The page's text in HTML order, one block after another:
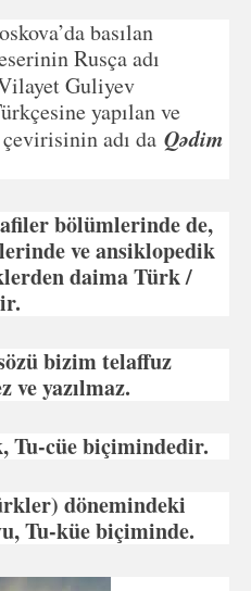
basılan
Rusça adı
Guliyev
yapılan ve
çevirisinin adı da Qədim
bölümlerinde de,
ve ansiklopedik
daima Türk /
bizim telaffuz
ve yazılmaz.
Tu-cüe biçimindedir.
dönemindeki
Tu-küe biçiminde.